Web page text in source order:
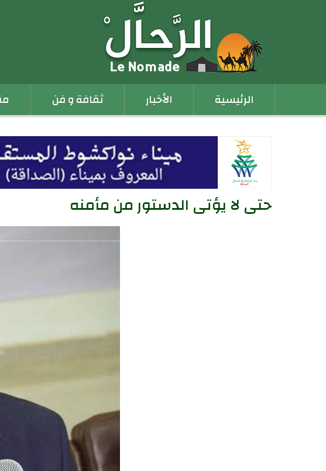
Main
navigation
الرئيسية الأخبار ثقافة و فن
حتى لا يؤتى الدستور من مأمنه